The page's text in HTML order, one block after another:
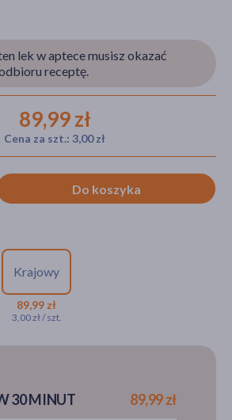
lek w aptece musisz okazać
receptę.
89,99 zł
Cena za szt.: 3,00 zł
Do koszyka
NA RECEPTĘ
Mirzaten, 45 mg, tabletki
powlekane, 30 szt. (import
Krajowy
89,99 zł
3,00 zł / szt.
30 MINUT 89,99 zł